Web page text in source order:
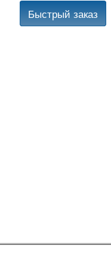
Быстрый заказ